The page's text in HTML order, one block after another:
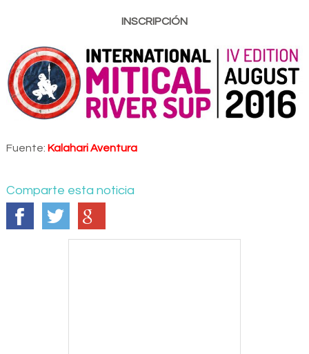
INSCRIPCIÓN
Fuente: Kalahari Aventura
Comparte esta noticia